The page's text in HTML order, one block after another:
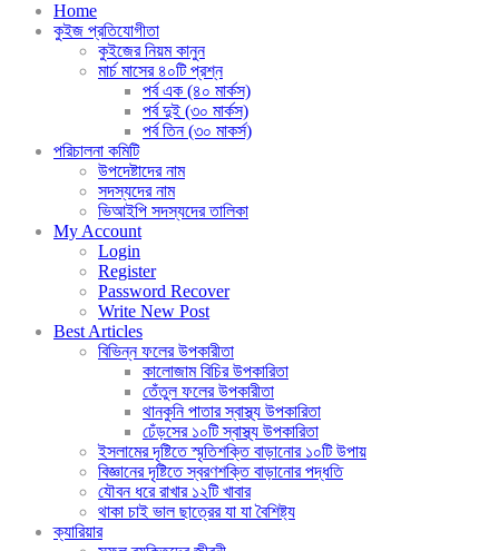
Home
কুইজ প্রতিযোগীতা
কুইজের নিয়ম কানুন
মার্চ মাসের ৪০টি প্রশ্ন
পর্ব এক (৪০ মার্কস)
পর্ব দুই (৩০ মার্কস)
পর্ব তিন (৩০ মাকর্স)
পরিচালনা কমিটি
উপদেষ্টাদের নাম
সদস্যদের নাম
ভিআইপি সদস্যদের তালিকা
My Account
Login
Register
Password Recover
Write New Post
Best Articles
বিভিন্ন ফলের উপকারীতা
কালোজাম বিচির উপকারিতা
তেঁতুল ফলের উপকারীতা
থানকুনি পাতার স্বাস্থ্য উপকারিতা
ঢেঁড়সের ১০টি স্বাস্থ্য উপকারিতা
ইসলামের দৃষ্টিতে স্মৃতিশক্তি বাড়ানোর ১০টি উপায়
বিজ্ঞানের দৃষ্টিতে স্বরণশক্তি বাড়ানোর পদ্ধতি
যৌবন ধরে রাখার ১২টি খাবার
থাকা চাই ভাল ছাত্রের যা যা বৈশিষ্ট্য
ক্যারিয়ার